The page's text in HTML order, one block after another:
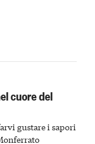
cuore del
gustare i sapori